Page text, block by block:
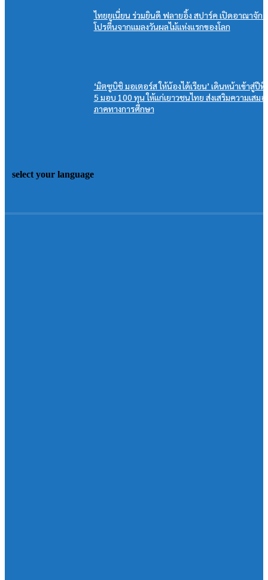
ไทยยูเนี่ยน ร่วมยินดี ฟลายอิ้ง สปาร์ค เปิดอาณาจักร
โปรตีนจากแมลงวันผลไม้แห่งแรกของโลก
‘มิตซูบิชิ มอเตอร์ส ให้น้องได้เรียน’ เดินหน้าเข้าสู่ปีที่
5 มอบ 100 ทุน ให้แก่เยาวชนไทย ส่งเสริมความเสมอ
ภาคทางการศึกษา
select your language